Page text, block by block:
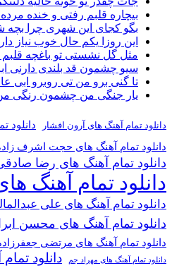
بیچاره قلبم رفتی و خنده مرده
بگو کجای این شهری چرا بچه
این روزا یکم حال خوب نیاز
مثل گل نشستی تو باغچه قلبم
سیو چشمون قد بلندی دارنی
تا گنی برو من تی روبرو ابی
یار جنگی من چشمون رنگی من
دانلود تمام آهنگ های آرون افشار دانلود
دانلود تمام آهنگ های حجت اشرف
دانلود تمام آهنگ های رضا
دانلود تمام آهنگ
دانلود تمام آهنگ های علی
دانلود تمام آهنگ های محسن
دانلود تمام آهنگ های مرتضی
دانلود تمام آهنگ های مهراد جم دانلود